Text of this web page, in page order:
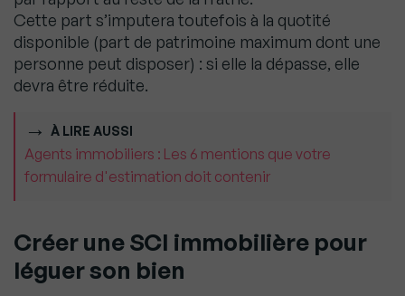
Cette part s’imputera toutefois à la quotité
disponible (part de patrimoine maximum dont une
personne peut disposer) : si elle la dépasse, elle
devra être réduite.
À LIRE AUSSI
Agents immobiliers : Les 6 mentions que votre
formulaire d'estimation doit contenir
Créer une SCI immobilière pour
léguer son bien